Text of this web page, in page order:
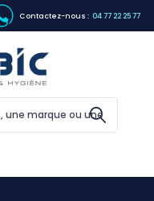
Contactez-nous : 04 77 22 25 77